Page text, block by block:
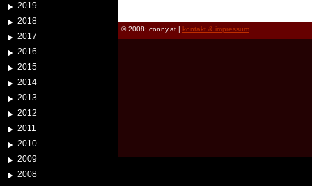
2019
2018
2017
2016
2015
2014
2013
2012
2011
2010
2009
2008
© 2008: conny.at | kontakt & impressum